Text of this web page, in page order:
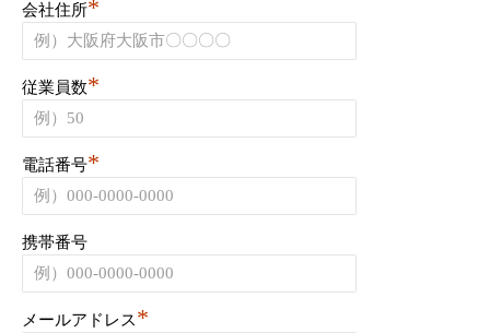
会社住所*
従業員数*
電話番号*
携帯番号
メールアドレス*